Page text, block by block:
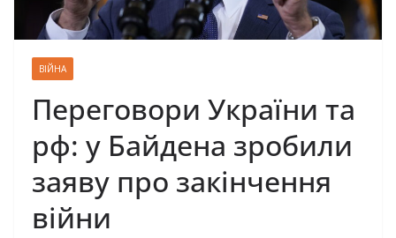
ВІЙНА
Пepeгoвopи Укpaїни тa
рф: y Бaйдeнa зpoбили
зaявy пpo зaкiнчeння
вiйни